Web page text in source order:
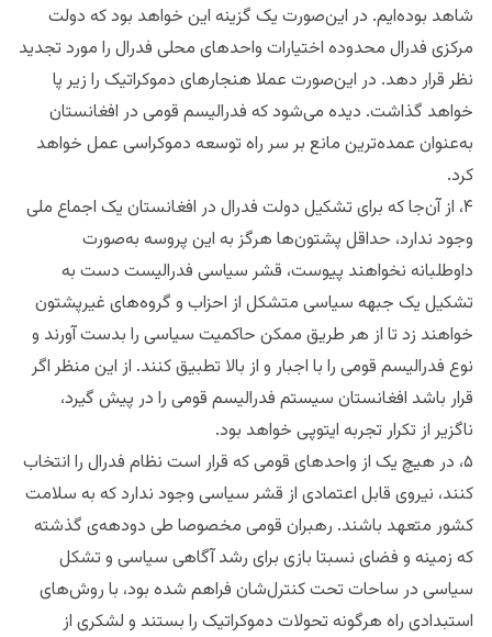
شاهد بوده‌ایم. در این‌صورت یک گزینه این خواهد بود که دولت
مرکزی فدرال محدوده اختیارات واحدهای محلی فدرال را مورد تجدید
نظر قرار دهد. در این‌صورت عملا هنجارهای دموکراتیک را زیر پا
خواهد گذاشت. دیده می‌شود که فدرالیسم قومی در افغانستان
به‌عنوان عمده‌ترین مانع بر سر راه توسعه دموکراسی عمل خواهد
کرد.
۴، از آن‌جا که برای تشکیل دولت فدرال در افغانستان یک اجماع ملی
وجود ندارد، حداقل پشتون‌ها هرگز به این پروسه به‌صورت
داوطلبانه نخواهند پیوست، قشر سیاسی فدرالیست دست به
تشکیل یک جبهه سیاسی متشکل از احزاب و گروه‌های غیرپشتون
خواهند زد تا از هر طریق ممکن حاکمیت سیاسی را بدست آورند و
نوع فدرالیسم قومی را با اجبار و از بالا تطبیق کنند. از این منظر اگر
قرار باشد افغانستان سیستم فدرالیسم قومی را در پیش گیرد،
ناگزیر از تکرار تجربه ایتوپی خواهد بود.
۵، در هیچ یک از واحدهای قومی که قرار است نظام فدرال را انتخاب
کنند، نیروی قابل اعتمادی از قشر سیاسی وجود ندارد که به سلامت
کشور متعهد باشند. رهبران قومی مخصوصا طی دودهه‌ی گذشته
که زمینه و فضای نسبتا بازی برای رشد آگاهی سیاسی و تشکل
سیاسی در ساحات تحت کنترل‌شان فراهم شده بود، با روش‌های
استبدادی راه هرگونه تحولات دموکراتیک را بستند و لشکری از